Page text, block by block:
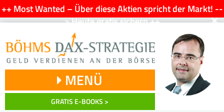
++ Most Wanted – Über diese Aktien spricht der Markt! --
> Heute gratis sichern ++
×
MENÜ
GRATIS E-BOOKS >